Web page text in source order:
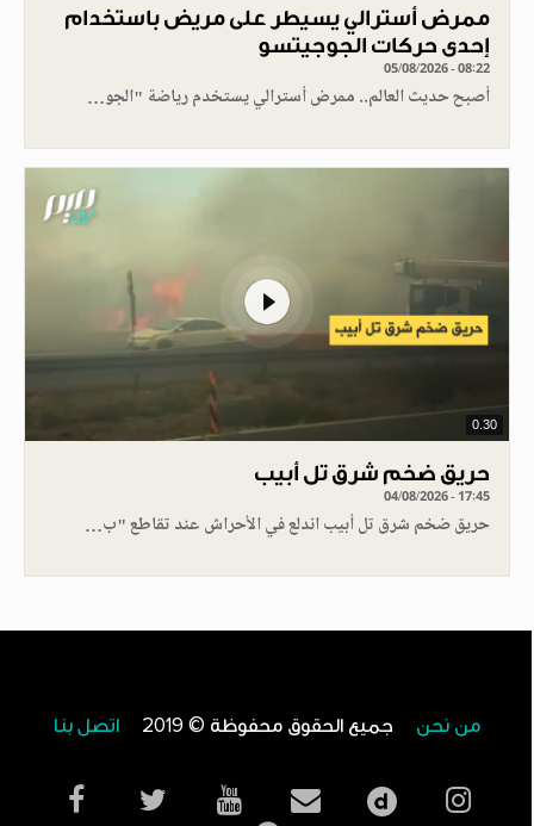
ممرض أسترالي يسيطر على مريض باستخدام
إحدى حركات الجوجيتسو
05/08/2026 - 08:22
أصبح حديث العالم.. ممرض أسترالي يستخدم رياضة "الجو…
0.30
حريق ضخم شرق تل أبيب
04/08/2026 - 17:45
حريق ضخم شرق تل أبيب اندلع في الأحراش عند تقاطع "ب…
من نحن جميع الحقوق محفوظة © 2019 اتصل بنا